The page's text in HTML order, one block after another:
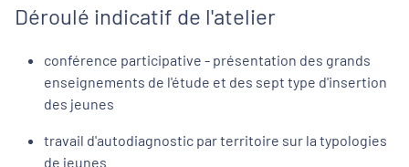
déjeuner(par mail, après la rencontre).*
Non
Non concerné.e
Pour déjeuner, je coche cette case et règle le déjeuner.
- 15€
Déroulé indicatif de l'atelier
conférence participative - présentation des grands
enseignements de l'étude et des sept type d'insertion
des jeunes
travail d'autodiagnostic par territoire sur la typologies
de jeunes